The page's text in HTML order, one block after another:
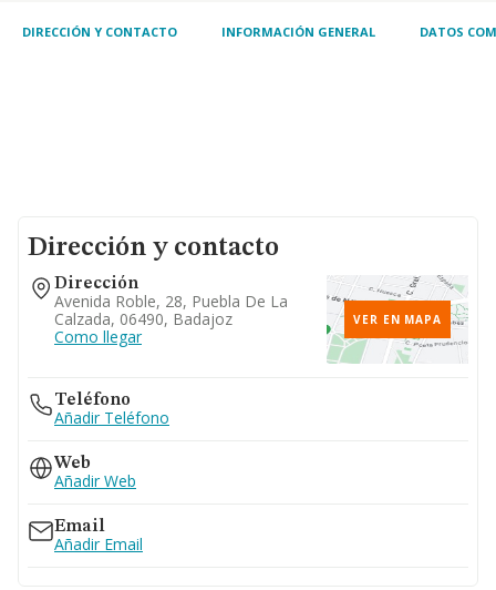
clases, tanto públicos co
DIRECCIÓN Y CONTACTO INFORMACIÓN GENERAL DATOS
Dirección y contacto
Dirección
Avenida Roble, 28, Puebla De La
Calzada, 06490, Badajoz
Como llegar
VER EN MAPA
Teléfono
Añadir Teléfono
Web
Añadir Web
Email
Añadir Email